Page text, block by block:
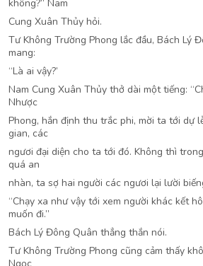
không?” Nam
Cung Xuân Thủy hỏi.
Tư Không Trường Phong lắc đầu, Bách Lý
mang:
“Là ai vậy?’
Nam Cung Xuân Thủy thở dài một tiếng:
Nhược
Phong, hắn định thu trắc phi, mời ta tới dự
gian, các
ngươi đại diện cho ta tới đó. Không thì
quá an
nhàn, ta sợ hai người các ngươi lại lười
“Chạy xa như vậy tới xem người khác kết
muốn đi.”
Bách Lý Đông Quân thẳng thắn nói.
Tư Không Trường Phong cũng cảm thấy